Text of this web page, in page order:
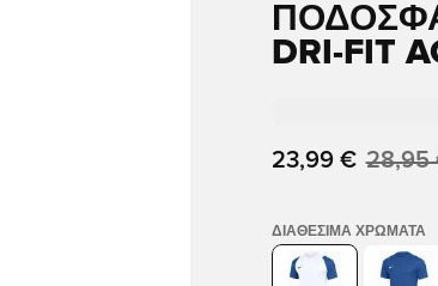
DRI-FIT
23,99 € 28,95
ΔΙΑΘΈΣΙΜΑ ΧΡΏΜΑΤΑ